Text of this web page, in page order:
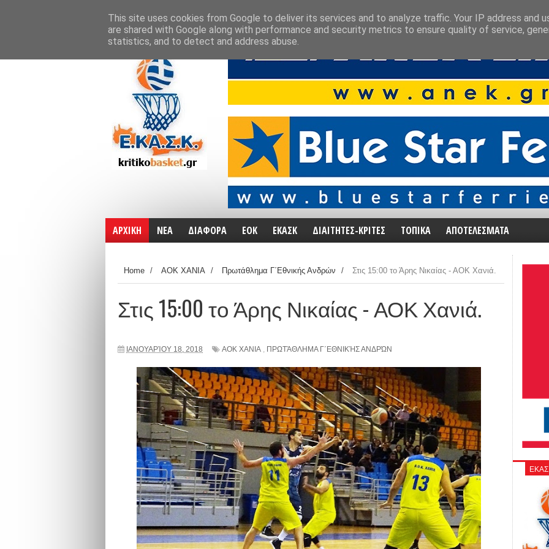
ΑΡΧΙΚΗ ΝΕΑ ΔΙΑΦΟΡΑ ΕΟΚ ΕΚΑΣΚ ΔΙΑΙΤΗΤΕΣ-ΚΡΙΤΕΣ ΤΟΠΙΚΑ ΑΠΟΤΕΛΕΣΜΑΤΑ
Home / ΑΟΚ ΧΑΝΙΑ / Πρωτάθλημα Γ΄Εθνικής Ανδρών / Στις 15:00 το Άρης Νικαίας - ΑΟΚ Χανιά.
Στις 15:00 το Άρης Νικαίας - ΑΟΚ Χανιά.
ΙΑΝΟΥΑΡΊΟΥ 18, 2018 ΑΟΚ ΧΑΝΙΑ , ΠΡΩΤΆΘΛΗΜΑ Γ΄ΕΘΝΙΚΉΣ ΑΝΔΡΏΝ
This site uses cookies from Google to deliver its services and to analyze traffic. Your IP address and
are shared with Google along with performance and security metrics to ensure quality of service,
statistics, and to detect and address abuse.